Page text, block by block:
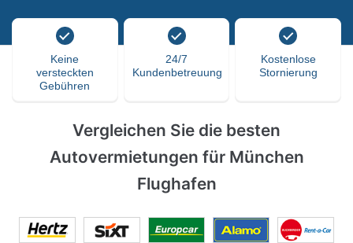
Keine
versteckten
Gebühren
24/7
Kundenbetreuung
Kostenlose
Stornierung
Vergleichen Sie die besten
Autovermietungen für München
Flughafen